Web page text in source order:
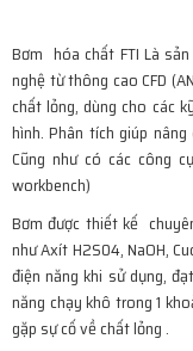
Bơm hóa chất FTI Là
nghệ từ thông cao CFD
chất lỏng, dùng cho các
hình. Phân tích giúp
Cũng như có các công
workbench)
Bơm được thiết kế
như Axít H2S04, NaOH,
điện năng khi sử dụng,
năng chạy khô trong 1
gặp sự cố về chất lỏng .